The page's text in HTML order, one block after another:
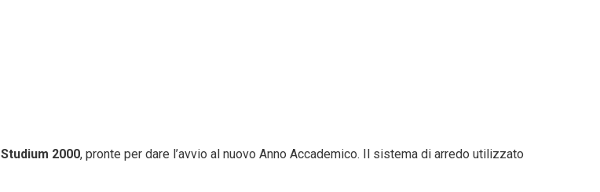
Studium 2000, pronte per dare l’avvio al nuovo Anno Accademico. Il sistema di arredo utilizzato